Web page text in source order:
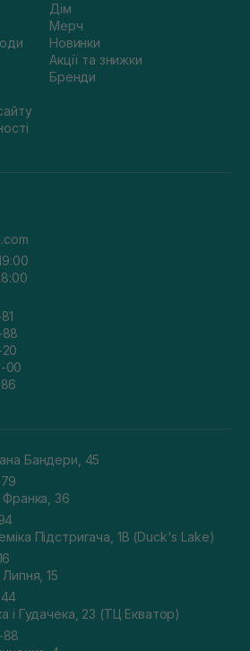
Дім
Мерч
Новинки
Акції та знижки
Бренди
00
Бандери, 45
Франка, 36
Підстригача, 1В (Duck's Lake)
Липня, 15
і Гудачека, 23 (ТЦ Екватор)
88